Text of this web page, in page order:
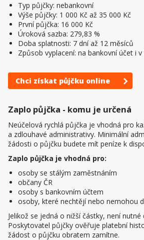
Typ půjčky: nebankovní
Výše půjčky: 1 000 Kč až 35 000 Kč
První půjčka: 16 000 Kč
Úroková sazba: 279,83 %
Doba splatnosti: 7 dní až 12 měsíců
Způsob vyplacení: na bankovní účet i
Chci získat půjčku online
Zaplo půjčka - komu je určená
Neúčelová rychlá půjčka je vhodná pro
a zdlouhavé administrativy. Minimální
žádosti o půjčku budete mít peníze k
Zaplo půjčka je vhodná pro:
osoby se stálým zaměstnáním
občany ČR
osoby s bankovním účtem
osoby, které nechtějí nebo nemohou
Jelikož se jedná o nižší částky, není
Poskytovatel půjčky ověřuje platební
žádost o půjčku obratem zamítne.